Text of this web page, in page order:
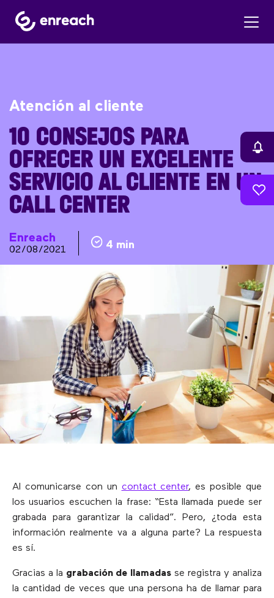
Atención al cliente
10 CONSEJOS PARA
OFRECER UN EXCELENTE
SERVICIO AL CLIENTE EN UN
CALL CENTER
Enreach
02/08/2021 4 min
Al comunicarse con un contact center, es posible que
los usuarios escuchen la frase: “Esta llamada puede ser
grabada para garantizar la calidad”. Pero, ¿toda esta
información realmente va a alguna parte? La respuesta
es sí.
Gracias a la grabación de llamadasse registra y analiza
la cantidad de veces que una persona ha de llamar para